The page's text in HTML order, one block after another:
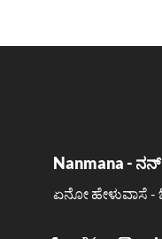
Nanmana -
ಏನೋ ಹೇಳುವಾಸೆ -